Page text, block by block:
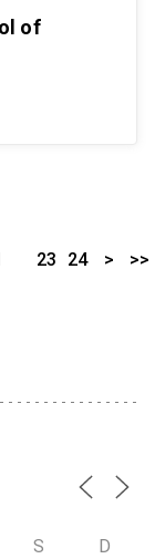
of
23 24 > >>
S D